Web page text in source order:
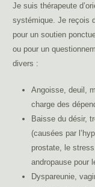
Je suis thérapeute
systémique. Je reçois
pour un soutien
ou pour un
divers :
Angoisse, deuil,
charge des
Baisse du désir,
(causées par
prostate, le
andropause pour
Dyspareunie,